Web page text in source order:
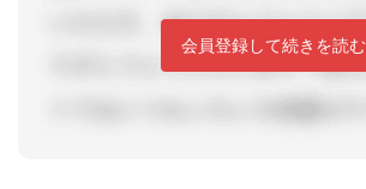
会員登録して続きを読む